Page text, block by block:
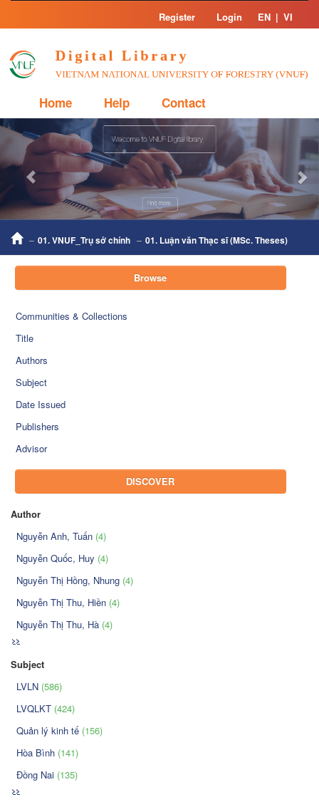
Skip
Register Login EN | VI
Home Help Contact
Previous
01. VNUF_Trụ sở chính 01. Luận văn Thạc sĩ (MSc. Theses)
Browse
Communities & Collections
Title
Authors
Subject
Date Issued
Publishers
Advisor
DISCOVER
Author
Nguyễn Anh, Tuấn (4)
Nguyễn Quốc, Huy (4)
Nguyễn Thị Hồng, Nhung (4)
Nguyễn Thị Thu, Hiền (4)
Nguyễn Thị Thu, Hà (4)
>>
Subject
LVLN (586)
LVQLKT (424)
Quản lý kinh tế (156)
Hòa Bình (141)
Đồng Nai (135)
>>